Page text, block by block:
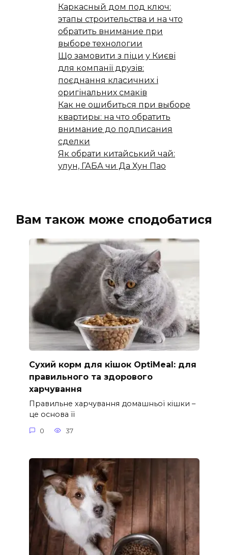
Каркасный дом под ключ:
этапы строительства и на что
обратить внимание при
выборе технологии
Що замовити з піци у Києві
для компанії друзів:
поєднання класичних і
оригінальних смаків
Как не ошибиться при выборе
квартиры: на что обратить
внимание до подписания
сделки
Як обрати китайський чай:
улун, ГАБА чи Да Хун Пао
Вам також може сподобатися
Сухий корм для кішок OptiMeal: для
правильного та здорового
харчування
Правильне харчування домашньої кішки –
це основа її
0 37